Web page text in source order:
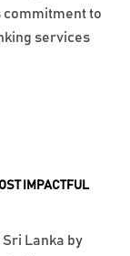
IMPACTFUL
Lanka by
commitment to
services